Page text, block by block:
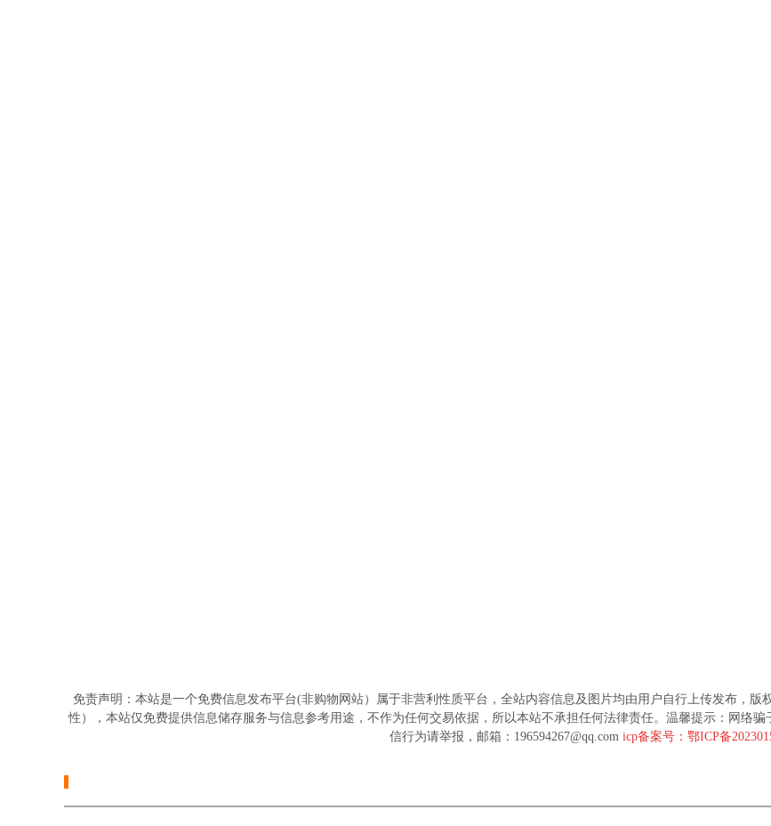
免责声明：本站是一个免费信息发布平台(非购物网站）属于非营利性质平台，全站内容信息及图片均由用户自行上传发布，
性），本站仅免费提供信息储存服务与信息参考用途，不作为任何交易依据，所以本站不承担任何法律责任。温馨提示：网络
信行为请举报，邮箱：196594267@qq.com icp备案号：鄂ICP备